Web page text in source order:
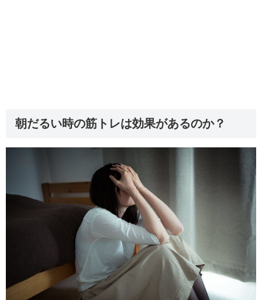
朝だるい時の筋トレは効果があるのか？